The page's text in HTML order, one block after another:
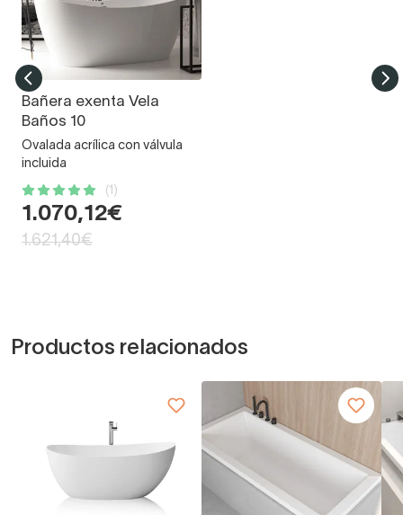
Bañera exenta Vela
Baños 10
Ovalada acrílica con válvula
incluida
(1)
1.070,12€
1.621,40€
Productos relacionados